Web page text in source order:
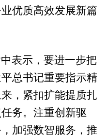
优质高效发展新篇
表示，要进一步把
总书记重要指示精
，紧扣扩能提质扎
务。注重创新驱
加强数智服务，推